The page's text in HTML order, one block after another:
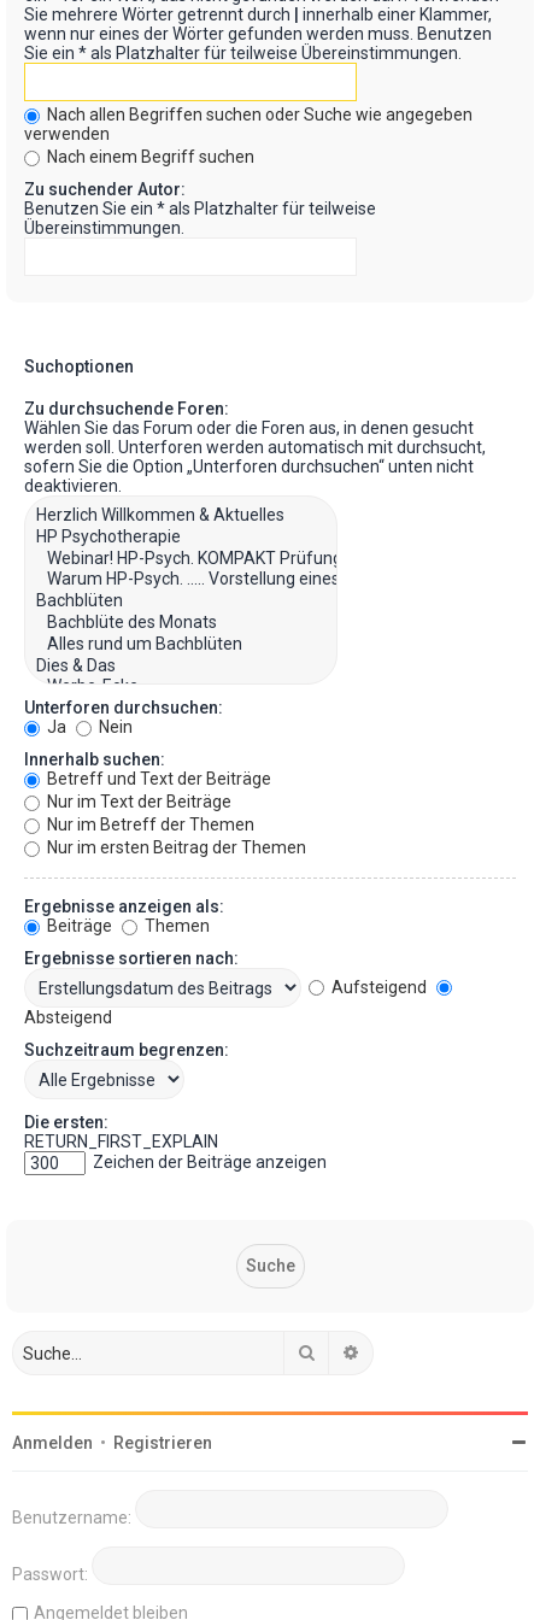
Sie mehrere Wörter getrennt durch
innerhalb einer Klammer,
wenn nur eines der Wörter gefunden werden muss. Benutzen
Sie ein * als Platzhalter für teilweise Übereinstimmungen.
Nach allen Begriffen suchen oder Suche wie angegeben
verwenden
Nach einem Begriff suchen
Zu suchender Autor:
Benutzen Sie ein * als Platzhalter für teilweise
Übereinstimmungen.
Suchoptionen
Zu durchsuchende Foren:
Wählen Sie das Forum oder die Foren aus, in denen gesucht
werden soll. Unterforen werden automatisch mit durchsucht,
sofern Sie die Option „Unterforen durchsuchen“ unten nicht
deaktivieren.
Unterforen durchsuchen:
Ja
Nein
Innerhalb suchen:
Betreff und Text der Beiträge
Nur im Text der Beiträge
Nur im Betreff der Themen
Nur im ersten Beitrag der Themen
Ergebnisse anzeigen als:
Beiträge
Themen
Ergebnisse sortieren nach:
Aufsteigend
Absteigend
Suchzeitraum begrenzen:
Die ersten:
RETURN_FIRST_EXPLAIN
Zeichen der Beiträge anzeigen
Suche
Anmelden • Registrieren
Benutzername:
Passwort:
Angemeldet bleiben